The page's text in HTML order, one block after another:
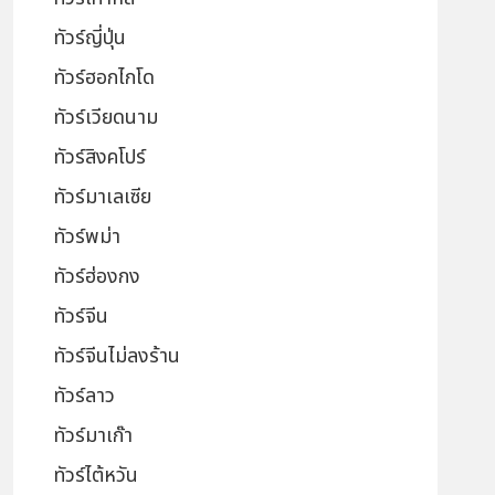
ทัวร์ญี่ปุ่น
ทัวร์ฮอกไกโด
ทัวร์เวียดนาม
ทัวร์สิงคโปร์
ทัวร์มาเลเซีย
ทัวร์พม่า
ทัวร์ฮ่องกง
ทัวร์จีน
ทัวร์จีนไม่ลงร้าน
ทัวร์ลาว
ทัวร์มาเก๊า
ทัวร์ไต้หวัน